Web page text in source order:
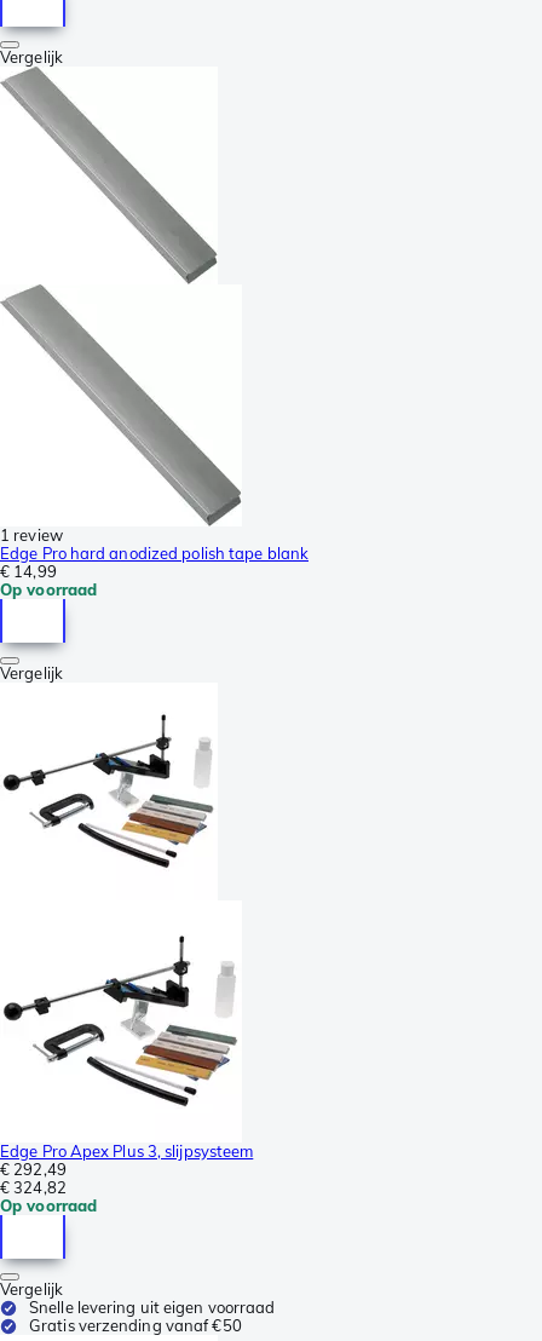
Vergelijk
1 review
Edge Pro hard anodized polish tape blank
€ 14,99
Op voorraad
Vergelijk
Edge Pro Apex Plus 3, slijpsysteem
€ 292,49
€ 324,82
Op voorraad
Vergelijk
Snelle levering uit eigen voorraad
Gratis verzending vanaf €50